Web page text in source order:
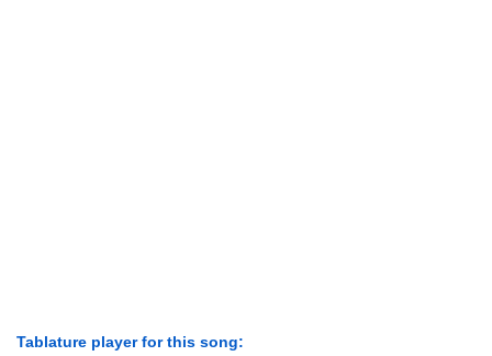
Tablature player for this song: